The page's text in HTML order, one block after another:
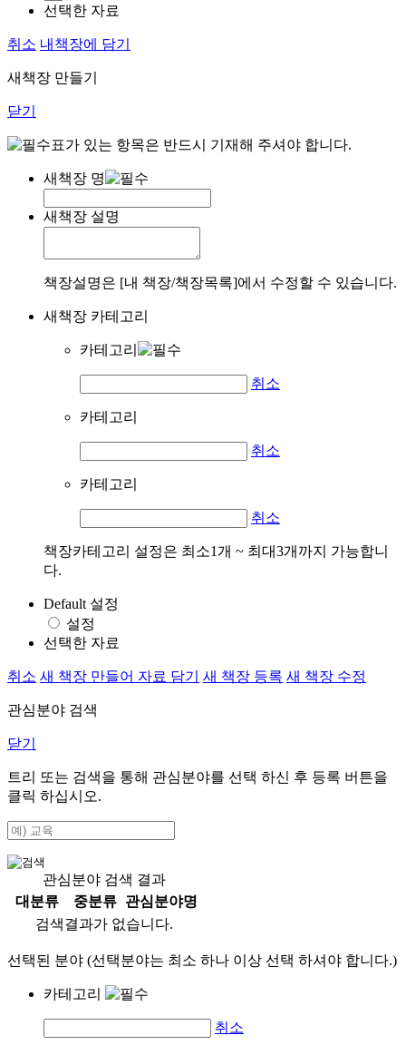
선택한 자료
취소 내책장에 담기
새책장 만들기
닫기
표가 있는 항목은 반드시 기재해 주셔야 합니다.
새책장 명
새책장 설명
책장설명은 [내 책장/책장목록]에서 수정할 수 있습니다.
새책장 카테고리
카테고리
취소
카테고리
취소
카테고리
취소
책장카테고리 설정은 최소1개 ~ 최대3개까지 가능합니
다.
Default 설정
설정
선택한 자료
취소 새 책장 만들어 자료 담기 새 책장 등록 새 책장 수정
관심분야 검색
닫기
트리 또는 검색을 통해 관심분야를 선택 하신 후 등록 버튼을
클릭 하십시오.
관심분야 검색 결과
대분류
중분류
관심분야명
검색결과가 없습니다.
선택된 분야 (선택분야는 최소 하나 이상 선택 하셔야 합니다.)
카테고리
취소